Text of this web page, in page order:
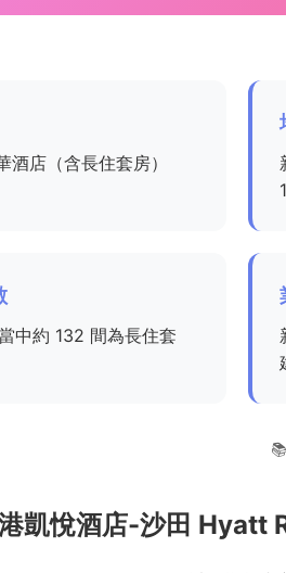
酒店（含長住套房）
中約 132 間為長住套
凱悅酒店-沙田 Hyatt